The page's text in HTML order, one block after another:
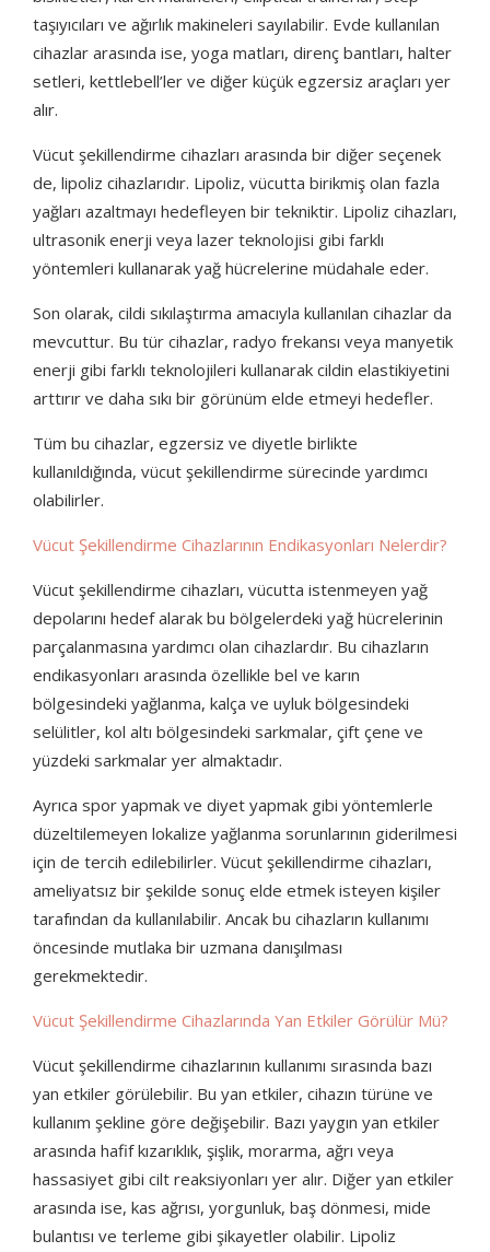
taşıyıcıları ve ağırlık makineleri sayılabilir. Evde kullanılan
cihazlar arasında ise, yoga matları, direnç bantları, halter
setleri, kettlebell’ler ve diğer küçük egzersiz araçları yer
alır.
Vücut şekillendirme cihazları arasında bir diğer seçenek
de, lipoliz cihazlarıdır. Lipoliz, vücutta birikmiş olan fazla
yağları azaltmayı hedefleyen bir tekniktir. Lipoliz cihazları,
ultrasonik enerji veya lazer teknolojisi gibi farklı
yöntemleri kullanarak yağ hücrelerine müdahale eder.
Son olarak, cildi sıkılaştırma amacıyla kullanılan cihazlar da
mevcuttur. Bu tür cihazlar, radyo frekansı veya manyetik
enerji gibi farklı teknolojileri kullanarak cildin elastikiyetini
arttırır ve daha sıkı bir görünüm elde etmeyi hedefler.
Tüm bu cihazlar, egzersiz ve diyetle birlikte
kullanıldığında, vücut şekillendirme sürecinde yardımcı
olabilirler.
Vücut Şekillendirme Cihazlarının Endikasyonları Nelerdir?
Vücut şekillendirme cihazları, vücutta istenmeyen yağ
depolarını hedef alarak bu bölgelerdeki yağ hücrelerinin
parçalanmasına yardımcı olan cihazlardır. Bu cihazların
endikasyonları arasında özellikle bel ve karın
bölgesindeki yağlanma, kalça ve uyluk bölgesindeki
selülitler, kol altı bölgesindeki sarkmalar, çift çene ve
yüzdeki sarkmalar yer almaktadır.
Ayrıca spor yapmak ve diyet yapmak gibi yöntemlerle
düzeltilemeyen lokalize yağlanma sorunlarının giderilmesi
için de tercih edilebilirler. Vücut şekillendirme cihazları,
ameliyatsız bir şekilde sonuç elde etmek isteyen kişiler
tarafından da kullanılabilir. Ancak bu cihazların kullanımı
öncesinde mutlaka bir uzmana danışılması
gerekmektedir.
Vücut Şekillendirme Cihazlarında Yan Etkiler Görülür Mü?
Vücut şekillendirme cihazlarının kullanımı sırasında bazı
yan etkiler görülebilir. Bu yan etkiler, cihazın türüne ve
kullanım şekline göre değişebilir. Bazı yaygın yan etkiler
arasında hafif kızarıklık, şişlik, morarma, ağrı veya
hassasiyet gibi cilt reaksiyonları yer alır. Diğer yan etkiler
arasında ise, kas ağrısı, yorgunluk, baş dönmesi, mide
bulantısı ve terleme gibi şikayetler olabilir. Lipoliz